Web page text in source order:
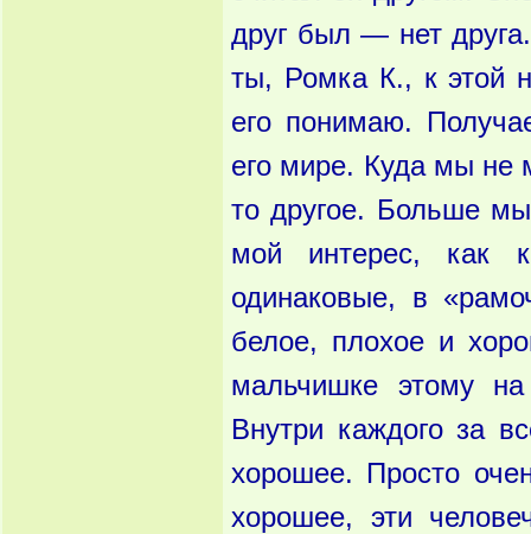
друг был — нет
ты, Ромка К., к этой
его понимаю.
его мире. Куда мы не
то другое. Больше
мой интерес, как
одинаковые, в
белое, плохое и
мальчишке этому
Внутри каждого за
хорошее. Просто
хорошее, эти